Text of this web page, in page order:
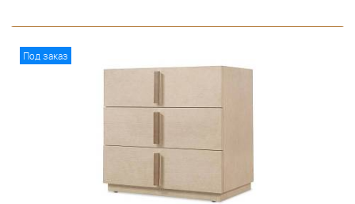
Eastern King
Под заказ